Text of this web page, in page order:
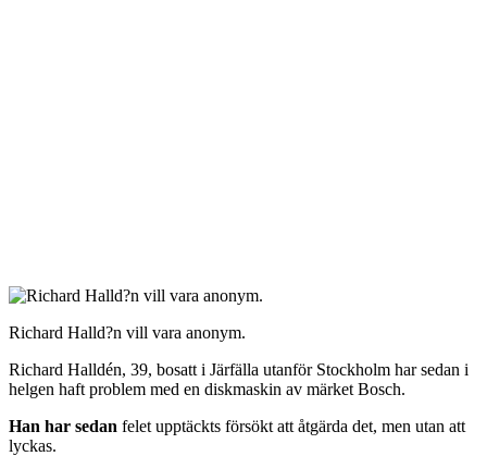
Richard Halld?n vill vara anonym.
Richard Halldén, 39, bosatt i Järfälla utanför Stockholm har sedan i
helgen haft problem med en diskmaskin av märket Bosch.
Han har sedan felet upptäckts försökt att åtgärda det, men utan att
lyckas.